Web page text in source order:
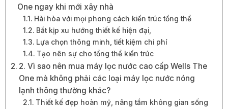
One ngay khi mới xây nhà
Hài hòa với mọi phong cách kiến trúc tổng thể
Bắt kịp xu hướng thiết kế hiện đại,
Lựa chọn thông minh, tiết kiệm chi phí
Tạo nên sự cho tổng thể kiến trúc
2. Vì sao nên mua máy lọc nước cao cấp Wells The
One mà không phải các loại máy lọc nước nóng
lạnh thông thường khác?
Thiết kế đẹp hoàn mỹ, nâng tầm không gian sống